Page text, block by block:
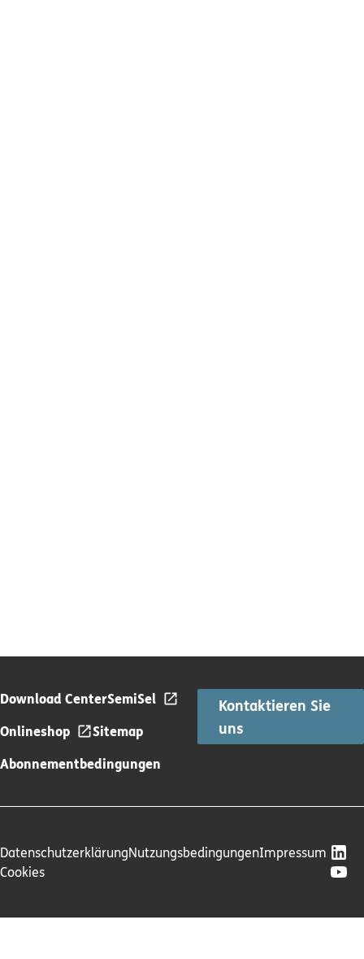
Download CenterSemiSel
Onlineshop
Sitemap
Abonnementbedingungen
Kontaktieren Sie
uns
DatenschutzerklärungNutzungsbedingungenImpressum
Cookies